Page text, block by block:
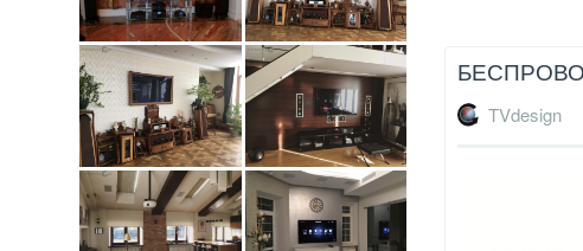
TVdesign